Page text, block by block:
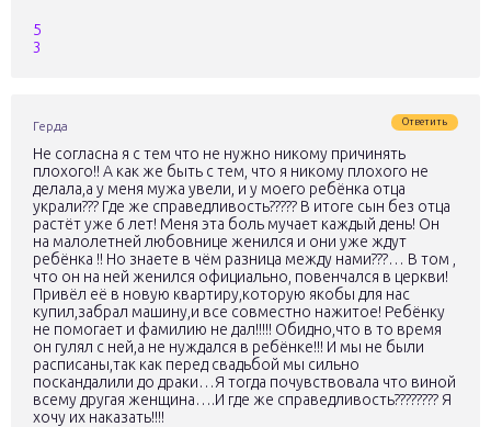
5
3
Герда Ответить
Не согласна я с тем что не нужно никому причинять
плохого!! А как же быть с тем, что я никому плохого не
делала,а у меня мужа увели, и у моего ребёнка отца
украли??? Где же справедливость????? В итоге сын без отца
растёт уже 6 лет! Меня эта боль мучает каждый день! Он
на малолетней любовнице женился и они уже ждут
ребёнка !! Но знаете в чём разница между нами???… В том ,
что он на ней женился официально, повенчался в церкви!
Привёл её в новую квартиру,которую якобы для нас
купил,забрал машину,и все совместно нажитое! Ребёнку
не помогает и фамилию не дал!!!!! Обидно,что в то время
он гулял с ней,а не нуждался в ребёнке!!! И мы не были
расписаны,так как перед свадьбой мы сильно
поскандалили до драки…Я тогда почувствовала что виной
всему другая женщина….И где же справедливость???????? Я
хочу их наказать!!!!